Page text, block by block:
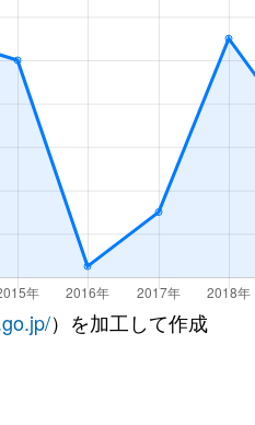
）を加工して作成